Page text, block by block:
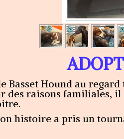
Basset Hound au
des raisons familiales,
histoire a pris un